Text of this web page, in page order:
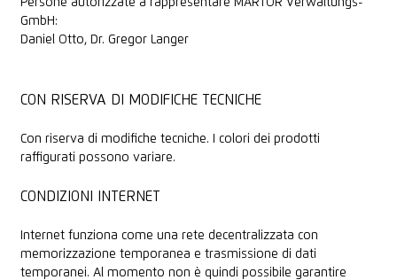
Persone autorizzate a rappresentare MARTOR Verwaltungs-
GmbH:
Daniel Otto, Dr. Gregor Langer
CON RISERVA DI MODIFICHE TECNICHE
Con riserva di modifiche tecniche. I colori dei prodotti
raffigurati possono variare.
CONDIZIONI INTERNET
Internet funziona come una rete decentralizzata con
memorizzazione temporanea e trasmissione di dati
temporanei. Al momento non è quindi possibile garantire